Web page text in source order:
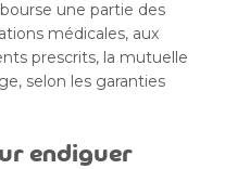
une partie des
médicales, aux
prescrits, la mutuelle
selon les garanties
endiguer